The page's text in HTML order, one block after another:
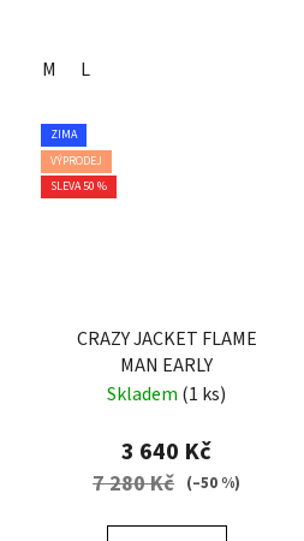
M L
ZIMA
VÝPRODEJ
SLEVA 50 %
CRAZY JACKET FLAME
MAN EARLY
Skladem (1 ks)
3 640 Kč
7 280 Kč (–50 %)